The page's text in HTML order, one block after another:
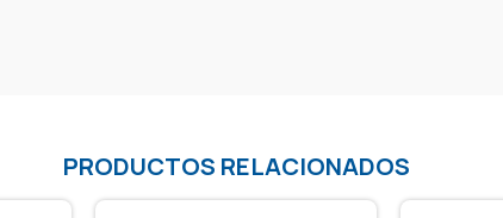
PRODUCTOS RELACIONADOS